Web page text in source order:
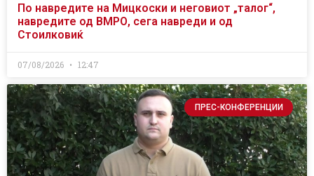
По навредите на Мицкоски и неговиот „талог“,
навредите од ВМРО, сега навреди и од
Стоилковиќ
07/08/2026 12:47
ПРЕС-КОНФЕРЕНЦИИ